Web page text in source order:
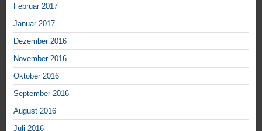
Februar 2017
Januar 2017
Dezember 2016
November 2016
Oktober 2016
September 2016
August 2016
Juli 2016